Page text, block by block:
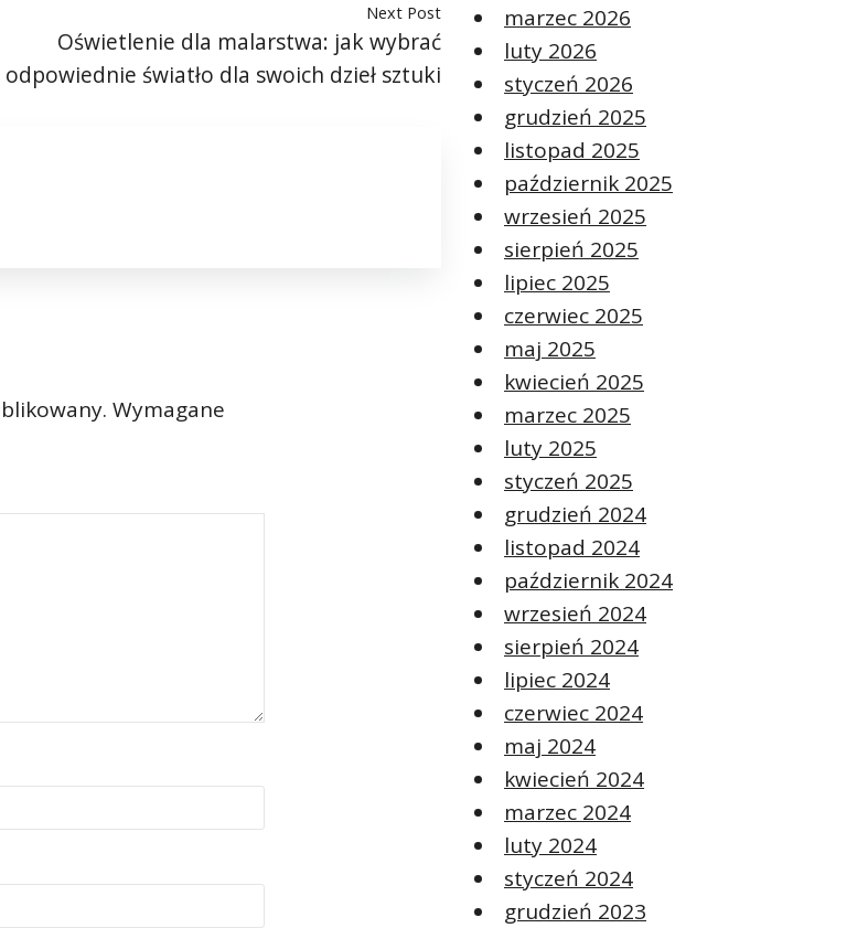
Next Post
Oświetlenie dla malarstwa: jak wybrać
odpowiednie światło dla swoich dzieł sztuki
Wymagane
marzec 2026
luty 2026
styczeń 2026
grudzień 2025
listopad 2025
październik 2025
wrzesień 2025
sierpień 2025
lipiec 2025
czerwiec 2025
maj 2025
kwiecień 2025
marzec 2025
luty 2025
styczeń 2025
grudzień 2024
listopad 2024
październik 2024
wrzesień 2024
sierpień 2024
lipiec 2024
czerwiec 2024
maj 2024
kwiecień 2024
marzec 2024
luty 2024
styczeń 2024
grudzień 2023